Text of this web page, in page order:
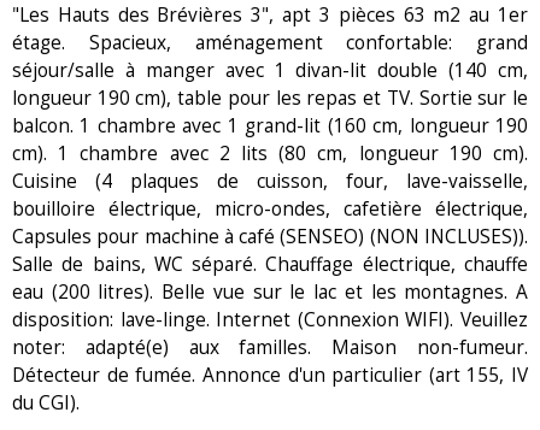
"Les Hauts des Brévières 3", apt 3 pièces 63 m2 au 1er
étage. Spacieux, aménagement confortable: grand
séjour/salle à manger avec 1 divan-lit double (140 cm,
longueur 190 cm), table pour les repas et TV. Sortie sur le
balcon. 1 chambre avec 1 grand-lit (160 cm, longueur 190
cm). 1 chambre avec 2 lits (80 cm, longueur 190 cm).
Cuisine (4 plaques de cuisson, four, lave-vaisselle,
bouilloire électrique, micro-ondes, cafetière électrique,
Capsules pour machine à café (SENSEO) (NON INCLUSES)).
Salle de bains, WC séparé. Chauffage électrique, chauffe
eau (200 litres). Belle vue sur le lac et les montagnes. A
disposition: lave-linge. Internet (Connexion WIFI). Veuillez
noter: adapté(e) aux familles. Maison non-fumeur.
Détecteur de fumée. Annonce d'un particulier (art 155, IV
du CGI).